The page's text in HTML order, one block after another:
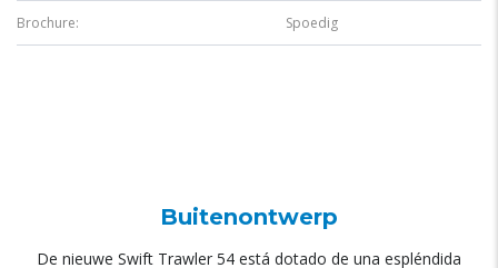
Brochure: Spoedig
Buitenontwerp
De nieuwe Swift Trawler 54 está dotado de una espléndida